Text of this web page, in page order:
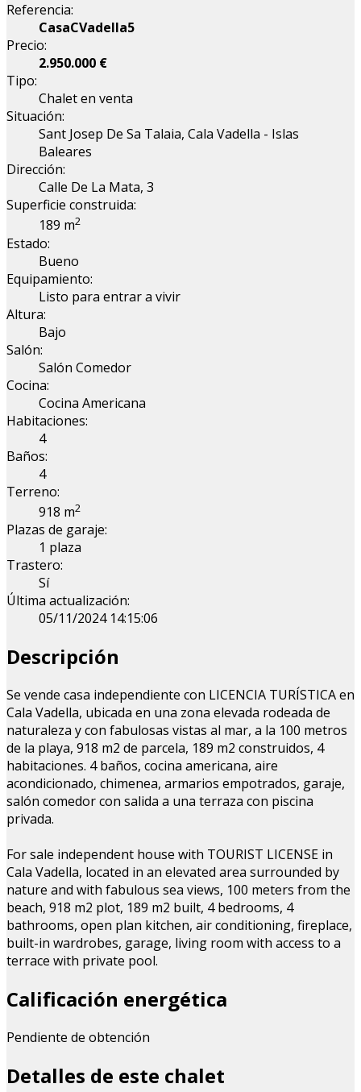
Referencia:
CasaCVadella5
Precio:
2.950.000 €
Tipo:
Chalet en venta
Situación:
Sant Josep De Sa Talaia, Cala Vadella - Islas
Baleares
Dirección:
Calle De La Mata, 3
Superficie construida:
189 m2
Estado:
Bueno
Equipamiento:
Listo para entrar a vivir
Altura:
Bajo
Salón:
Salón Comedor
Cocina:
Cocina Americana
Habitaciones:
4
Baños:
4
Terreno:
918 m2
Plazas de garaje:
1 plaza
Trastero:
Sí
Última actualización:
05/11/2024 14:15:06
Descripción
Se vende casa independiente con LICENCIA TURÍSTICA en
Cala Vadella, ubicada en una zona elevada rodeada de
naturaleza y con fabulosas vistas al mar, a la 100 metros
de la playa, 918 m2 de parcela, 189 m2 construidos, 4
habitaciones. 4 baños, cocina americana, aire
acondicionado, chimenea, armarios empotrados, garaje,
salón comedor con salida a una terraza con piscina
privada.
For sale independent house with TOURIST LICENSE in
Cala Vadella, located in an elevated area surrounded by
nature and with fabulous sea views, 100 meters from the
beach, 918 m2 plot, 189 m2 built, 4 bedrooms, 4
bathrooms, open plan kitchen, air conditioning, fireplace,
built-in wardrobes, garage, living room with access to a
terrace with private pool.
Calificación energética
Pendiente de obtención
Detalles de este chalet